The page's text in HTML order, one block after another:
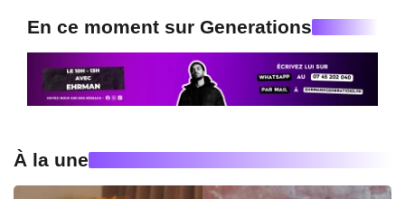
En ce moment sur Generations
À la une